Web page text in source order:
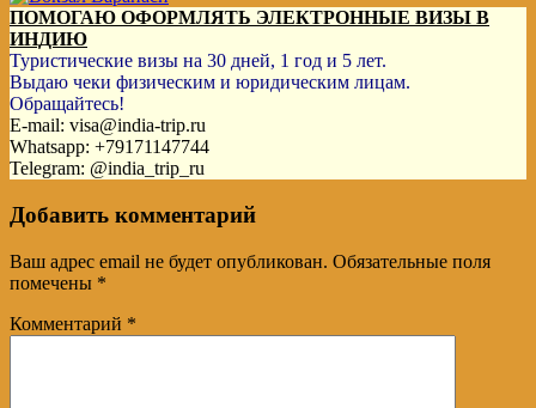
ПОМОГАЮ ОФОРМЛЯТЬ ЭЛЕКТРОННЫЕ ВИЗЫ В
ИНДИЮ
Туристические визы на 30 дней, 1 год и 5 лет.
Выдаю чеки физическим и юридическим лицам.
Обращайтесь!
E-mail: visa@india-trip.ru
Whatsapp: +79171147744
Telegram: @india_trip_ru
Добавить комментарий
Ваш адрес email не будет опубликован. Обязательные поля
помечены *
Комментарий *